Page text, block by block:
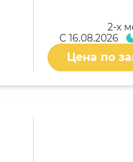
2-x
С 16.08.2026
Цена по